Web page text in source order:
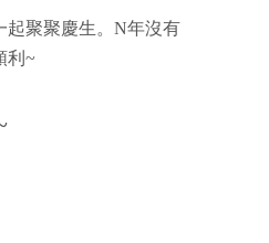
起聚聚慶生。N年沒有
利~